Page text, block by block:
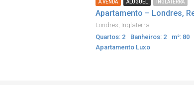
À VENDA ALUGUEL INGLATERRA
Apartamento – Londres,
Londres, Inglaterra
Quartos: 2
Banheiros: 2
m²: 80
Apartamento Luxo